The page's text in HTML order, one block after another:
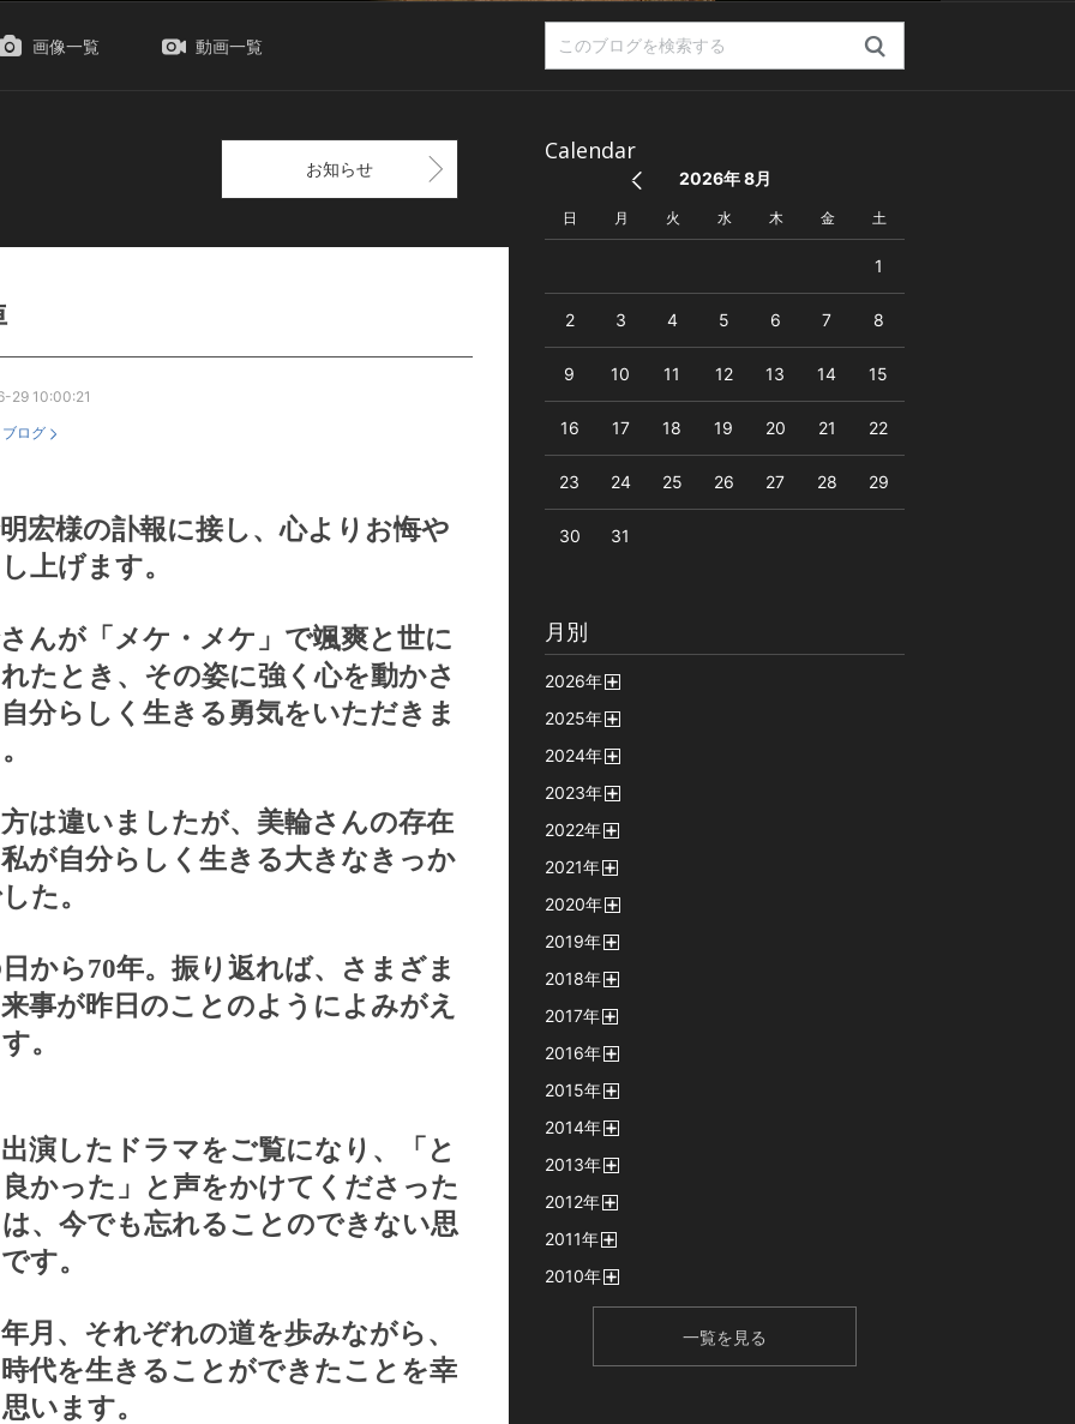
画像一覧 動画一覧
お知らせ
29 10:00:21
ブログ
宏様の訃報に接し、心よりお悔や
上げます。
んが「メケ・メケ」で颯爽と世に
たとき、その姿に強く心を動かさ
分らしく生きる勇気をいただきま
は違いましたが、美輪さんの存在
が自分らしく生きる大きなきっか
た。
から70年。振り返れば、さまざま
事が昨日のことのようによみがえ
。
演したドラマをご覧になり、「と
かった」と声をかけてくださった
、今でも忘れることのできない思
す。
月、それぞれの道を歩みながら、
代を生きることができたことを幸
います。
Calendar
2026年 8月
日 月 火 水 木 金 土
1
2 3 4 5 6 7 8
9 10 11 12 13 14 15
16 17 18 19 20 21 22
23 24 25 26 27 28 29
30 31
月別
2026年
2025年
2024年
2023年
2022年
2021年
2020年
2019年
2018年
2017年
2016年
2015年
2014年
2013年
2012年
2011年
2010年
一覧を見る